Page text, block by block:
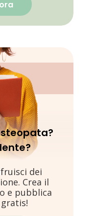
dei
Crea il
e pubblica